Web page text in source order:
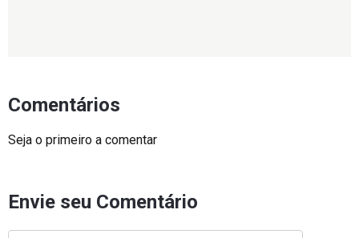
Comentários
Seja o primeiro a comentar
Envie seu Comentário